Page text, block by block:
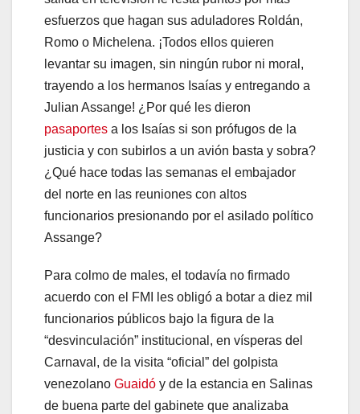
esfuerzos que hagan sus aduladores Roldán,
Romo o Michelena. ¡Todos ellos quieren
levantar su imagen, sin ningún rubor ni moral,
trayendo a los hermanos Isaías y entregando a
Julian Assange! ¿Por qué les dieron
pasaportes a los Isaías si son prófugos de la
justicia y con subirlos a un avión basta y sobra?
¿Qué hace todas las semanas el embajador
del norte en las reuniones con altos
funcionarios presionando por el asilado político
Assange?
Para colmo de males, el todavía no firmado
acuerdo con el FMI les obligó a botar a diez mil
funcionarios públicos bajo la figura de la
“desvinculación” institucional, en vísperas del
Carnaval, de la visita “oficial” del golpista
venezolano Guaidó y de la estancia en Salinas
de buena parte del gabinete que analizaba